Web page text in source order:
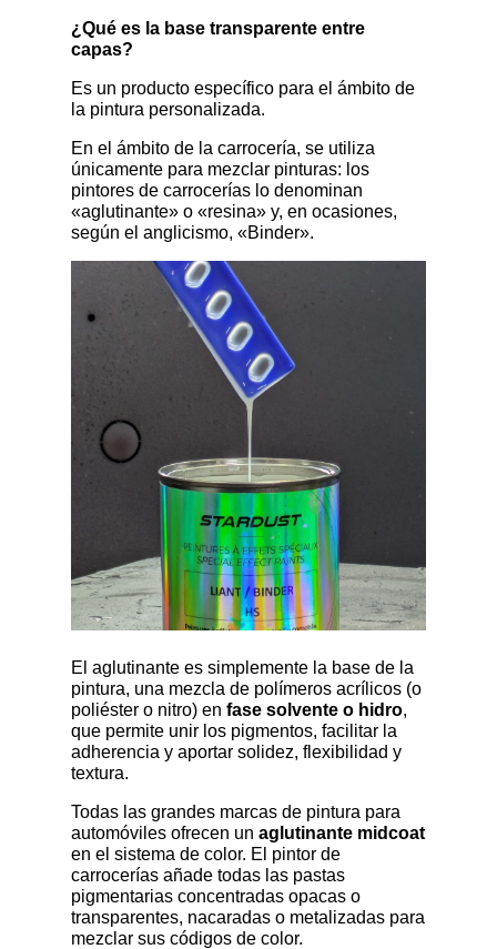
¿Qué es la base transparente entre
capas?
Es un producto específico para el ámbito de
la pintura personalizada.
En el ámbito de la carrocería, se utiliza
únicamente para mezclar pinturas: los
pintores de carrocerías lo denominan
«aglutinante» o «resina» y, en ocasiones,
según el anglicismo, «Binder».
El aglutinante es simplemente la base de la
pintura, una mezcla de polímeros acrílicos (o
poliéster o nitro) en fase solvente o hidro,
que permite unir los pigmentos, facilitar la
adherencia y aportar solidez, flexibilidad y
textura.
Todas las grandes marcas de pintura para
automóviles ofrecen un aglutinante midcoat
en el sistema de color. El pintor de
carrocerías añade todas las pastas
pigmentarias concentradas opacas o
transparentes, nacaradas o metalizadas para
mezclar sus códigos de color.